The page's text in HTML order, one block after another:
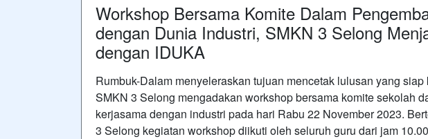
Workshop Bersama Komite Dalam
dengan Dunia Industri, SMKN 3 Selong
dengan IDUKA
Rumbuk-Dalam menyeleraskan tujuan mencetak lulusan yang
SMKN 3 Selong mengadakan workshop bersama komite sekolah
kerjasama dengan industri pada hari Rabu 22 November 2023.
3 Selong kegiatan workshop diikuti oleh seluruh guru dari jam